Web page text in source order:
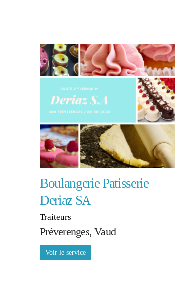
Boulangerie Patisserie
Deriaz SA
Traiteurs
Préverenges, Vaud